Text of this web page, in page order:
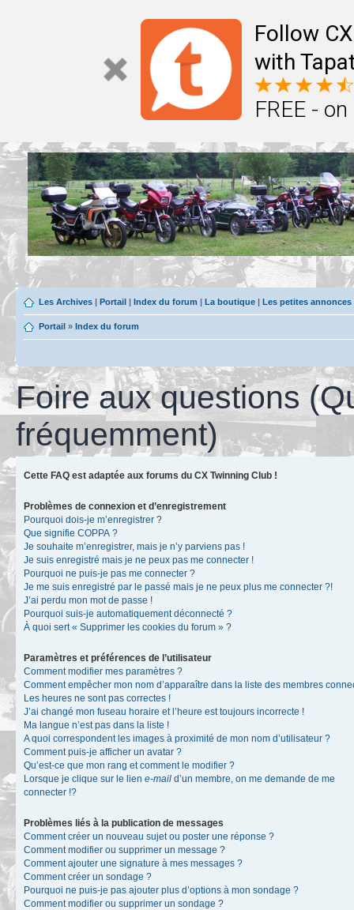
Follow
with
FREE -
Les Archives | Portail | Index du forum | La boutique | Les petites
Portail » Index du forum
Foire aux questions
fréquemment)
Cette FAQ est adaptée aux forums du CX Twinning Club !
Problèmes de connexion et d’enregistrement
Pourquoi dois-je m’enregistrer ?
Que signifie COPPA ?
Je souhaite m’enregistrer, mais je n’y parviens pas !
Je suis enregistré mais je ne peux pas me connecter !
Pourquoi ne puis-je pas me connecter ?
Je me suis enregistré par le passé mais je ne peux plus me connecter ?!
J’ai perdu mon mot de passe !
Pourquoi suis-je automatiquement déconnecté ?
À quoi sert « Supprimer les cookies du forum » ?
Paramètres et préférences de l’utilisateur
Comment modifier mes paramètres ?
Comment empêcher mon nom d’apparaître dans la liste des membres
Les heures ne sont pas correctes !
J’ai changé mon fuseau horaire et l’heure est toujours incorrecte !
Ma langue n’est pas dans la liste !
A quoi correspondent les images à proximité de mon nom d’utilisateur ?
Comment puis-je afficher un avatar ?
Qu’est-ce que mon rang et comment le modifier ?
Lorsque je clique sur le lien e-mail d’un membre, on me demande de me
connecter !?
Problèmes liés à la publication de messages
Comment créer un nouveau sujet ou poster une réponse ?
Comment modifier ou supprimer un message ?
Comment ajouter une signature à mes messages ?
Comment créer un sondage ?
Pourquoi ne puis-je pas ajouter plus d’options à mon sondage ?
Comment modifier ou supprimer un sondage ?